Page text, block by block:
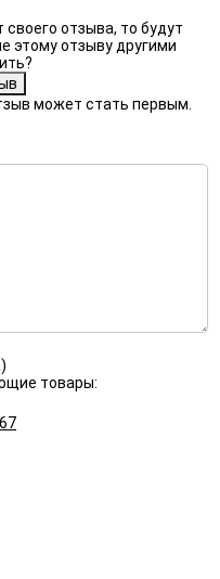
отзыва, то будут
этому отзыву другими
может стать первым.
товары: